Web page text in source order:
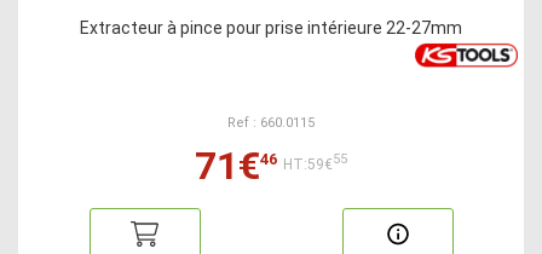
Extracteur à pince pour prise intérieure 22-27mm
Ref : 660.0115
71€46 HT:59€55